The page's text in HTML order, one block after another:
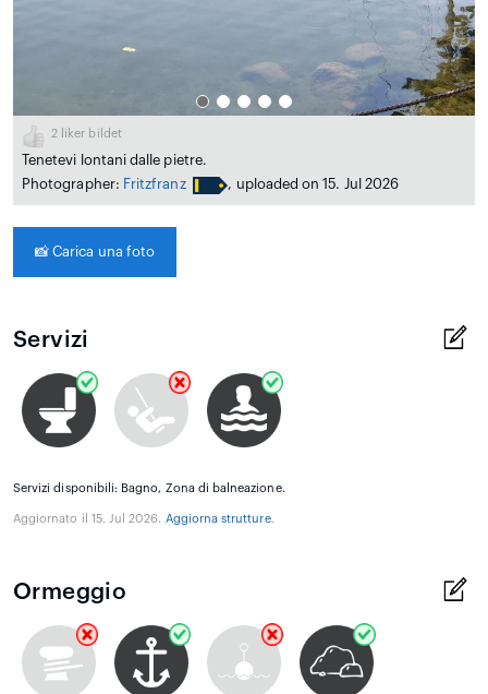
2 liker bildet
Tenetevi lontani dalle pietre.
Photographer: Fritzfranz , uploaded on 15. Jul 2026
📸 Carica una foto
Servizi
Servizi disponibili: Bagno, Zona di balneazione.
Aggiornato il 15. Jul 2026. Aggiorna strutture.
Ormeggio